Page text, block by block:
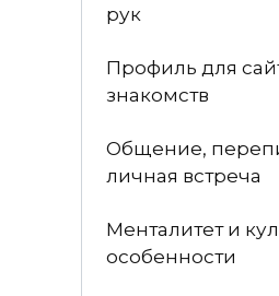
рук
Профиль для
знакомств
Общение,
личная встреча
Менталитет и
особенности